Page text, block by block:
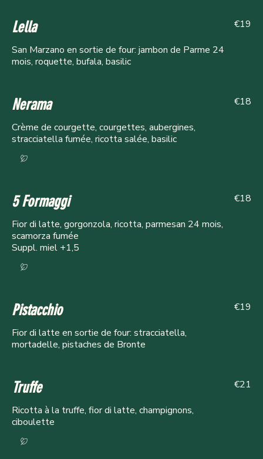
Lella
San Marzano en sortie de four: jambon de Parme 24
mois, roquette, bufala, basilic
€19
Nerama
Crème de courgette, courgettes, aubergines,
stracciatella fumée, ricotta salée, basilic
€18
5 Formaggi
Fior di latte, gorgonzola, ricotta, parmesan 24 mois,
scamorza fumée
Suppl. miel +1,5
€18
Pistacchio
Fior di latte en sortie de four: stracciatella,
mortadelle, pistaches de Bronte
€19
Truffe
Ricotta à la truffe, fior di latte, champignons,
ciboulette
€21